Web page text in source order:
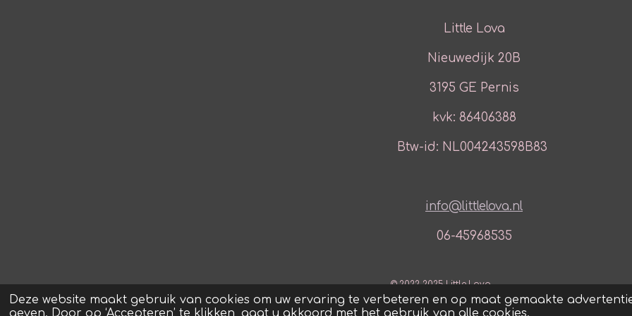
Deze website maakt gebruik van cookies om uw ervaring te verbeteren en op maat gemaakte
geven. Door op ‘Accepteren’ te klikken, gaat u akkoord met het gebruik van alle cookies.
Little Lova
Nieuwedijk 20B
3195 GE Pernis
kvk: 86406388
Btw-id: NL004243598B83
info@littlelova.nl
06-45968535
© 2022-2025 Little Lova